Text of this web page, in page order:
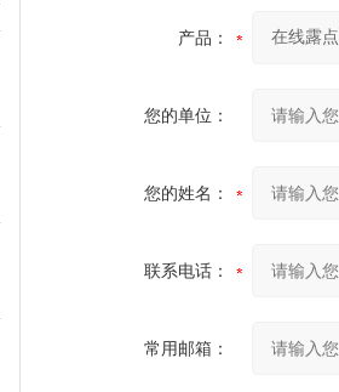
产品：
您的单位：
您的姓名：
联系电话：
常用邮箱：